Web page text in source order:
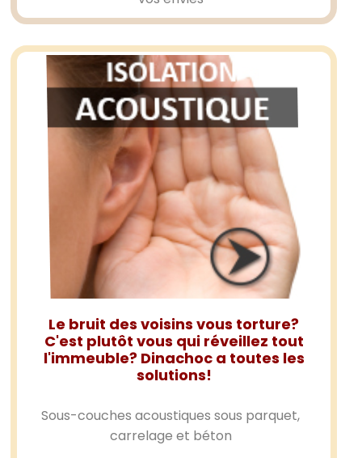
Le bruit des voisins vous torture?
C'est plutôt vous qui réveillez tout
l'immeuble? Dinachoc a toutes les
solutions!
Sous-couches acoustiques sous parquet,
carrelage et béton